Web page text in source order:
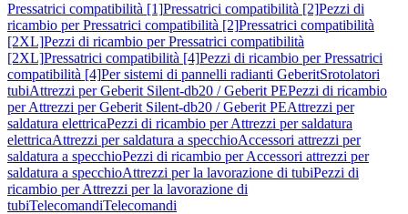
Pressatrici compatibilità [1]Pressatrici compatibilità [2]Pezzi di
ricambio per Pressatrici compatibilità [2]Pressatrici compatibilità
[2XL]Pezzi di ricambio per Pressatrici compatibilità
[2XL]Pressatrici compatibilità [4]Pezzi di ricambio per Pressatrici
compatibilità [4]Per sistemi di pannelli radianti GeberitSrotolatori
tubiAttrezzi per Geberit Silent-db20 / Geberit PEPezzi di ricambio
per Attrezzi per Geberit Silent-db20 / Geberit PEAttrezzi per
saldatura elettricaPezzi di ricambio per Attrezzi per saldatura
elettricaAttrezzi per saldatura a specchioAccessori attrezzi per
saldatura a specchioPezzi di ricambio per Accessori attrezzi per
saldatura a specchioAttrezzi per la lavorazione di tubiPezzi di
ricambio per Attrezzi per la lavorazione di
tubiTelecomandiTelecomandi